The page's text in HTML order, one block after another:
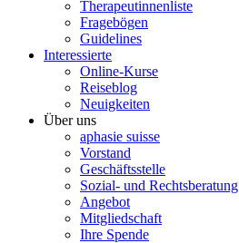
Therapeutinnenliste
Fragebögen
Guidelines
Interessierte
Online-Kurse
Reiseblog
Neuigkeiten
Über uns
aphasie suisse
Vorstand
Geschäftsstelle
Sozial- und Rechtsberatung
Angebot
Mitgliedschaft
Ihre Spende